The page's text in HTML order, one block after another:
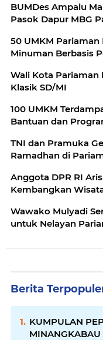
BUMDes Ampalu
Pasok Dapur MBG
50 UMKM
Minuman Berbasis
Wali Kota Pariaman
Klasik SD/MI
100 UMKM
Bantuan dan
TNI dan Pramuka
Ramadhan di
Anggota DPR RI
Kembangkan
Wawako Mulyadi
untuk Nelayan
Berita
KUMPULAN